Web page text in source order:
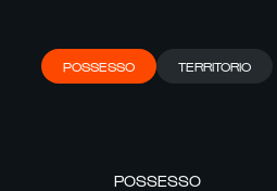
POSSESSO TERRITORIO
POSSESSO